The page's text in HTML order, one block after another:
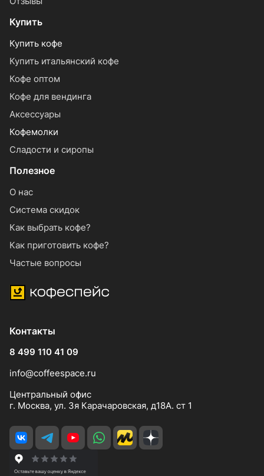
Купить
Купить кофе
Купить итальянский кофе
Кофе оптом
Кофе для вендинга
Аксессуары
Кофемолки
Сладости и сиропы
Полезное
О нас
Система скидок
Как выбрать кофе?
Как приготовить кофе?
Частые вопросы
Контакты
8 499 110 41 09
info@coffeespace.ru
Центральный офис
г. Москва, ул. 3я Карачаровская, д18А. ст 1